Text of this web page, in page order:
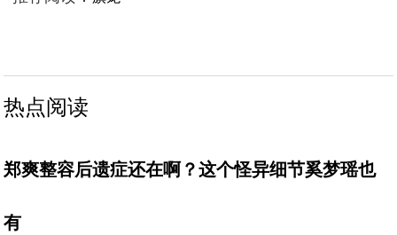
热点阅读
郑爽整容后遗症还在啊？这个怪异细节奚梦瑶也
有